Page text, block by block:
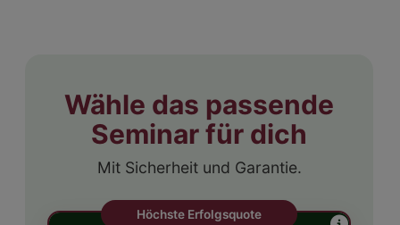
Wähle das passende
Seminar für dich
Mit Sicherheit und Garantie.
Höchste Erfolgsquote